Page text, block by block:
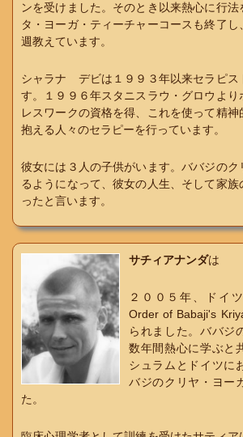
ンを受けました。そのとき以来熱心に行
タ・ヨーガ・ティーチャーコースも終了
週教えています。
シャラナ デビは１９９３年以来セラピス
す。１９９６年スタニスラウ・グロウよ
レスワークの資格を得、これを使って精
抱える人々のセラピーを行っています。
彼女には３人の子供がいます。ババジのク
るようになって、彼女の人生、そして家
ったと言います。
サチィアナンダは
２００５年、ドイ
Order of Babaji's
られました。ババジ
数年間熱心に学ぶと
シュラムとドイツに
バジのクリヤ・ヨー
た。